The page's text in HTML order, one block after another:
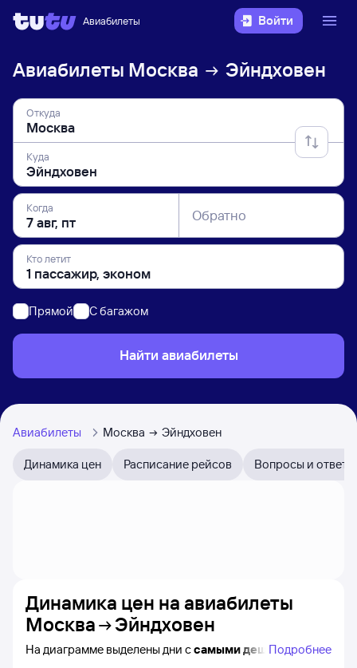
Авиабилеты Войти
Авиабилеты Москва Эйндховен
Откуда
Куда
Когда Обратно
Кто летит
Прямой C багажом
Найти авиабилеты
Авиабилеты Москва Эйндховен
Динамика цен Расписание рейсов Вопросы и ответы
Динамика цен на авиабилеты
Москва
Эйндховен
На диаграмме выделены дни ссамыми дешёвыми
Подробнее